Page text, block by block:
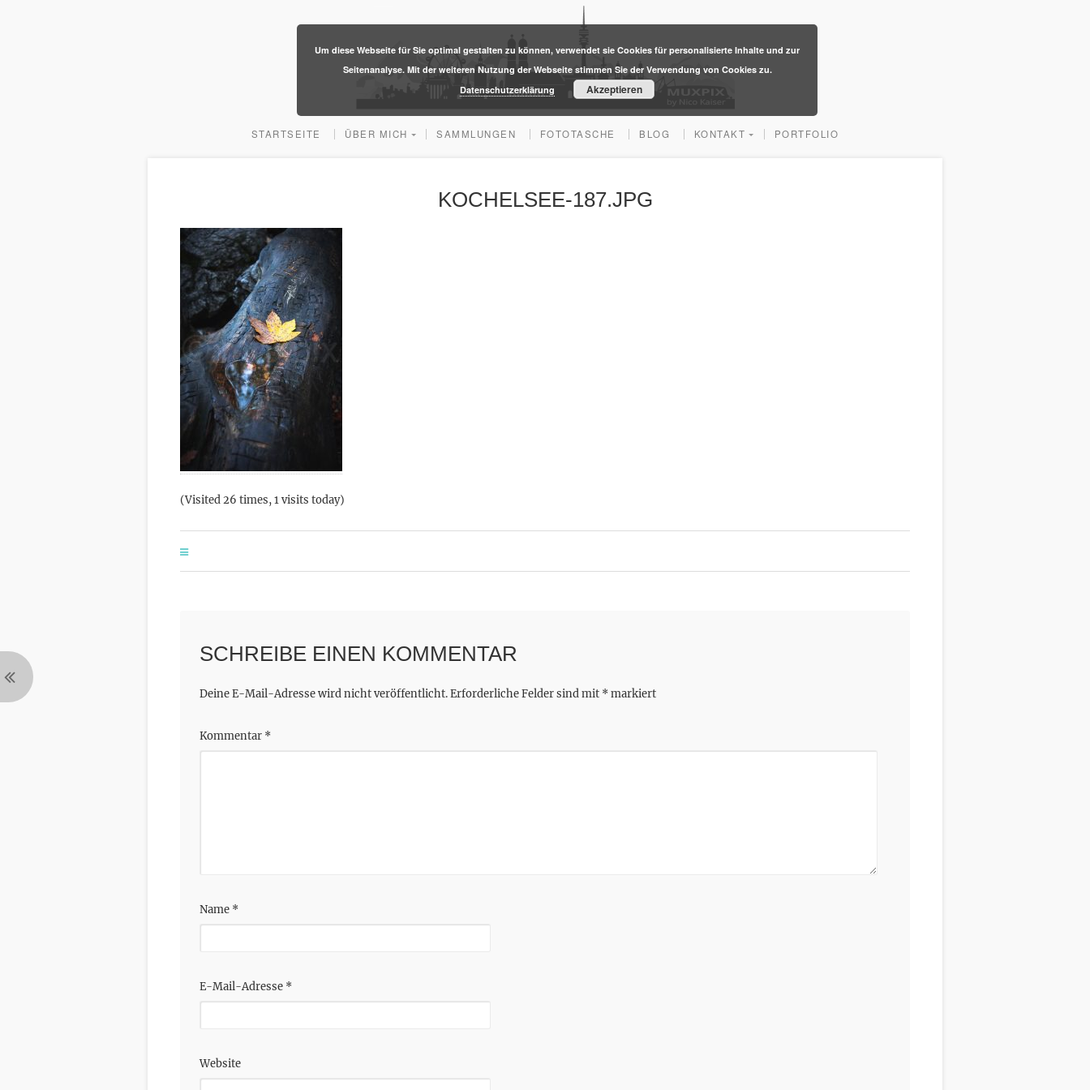
STARTSEITE ÜBER MICH SAMMLUNGEN FOTOTASCHE BLOG KONTAKT PORTFOLIO
KOCHELSEE-187.JPG
(Visited 26 times, 1 visits today)
SCHREIBE EINEN KOMMENTAR
Deine E-Mail-Adresse wird nicht veröffentlicht.Erforderliche Felder sind mit *markiert
Kommentar *
Name *
E-Mail-Adresse *
Website
​Um diese Webseite für Sie optimal gestalten zu können, verwendet sie Cookies für personalisierte Inhalte und zur
Seitenanalyse. Mit der weiteren Nutzung der Webseite stimmen Sie der Verwendung von Cookies zu.
Datenschutzerklärung
Akzeptieren